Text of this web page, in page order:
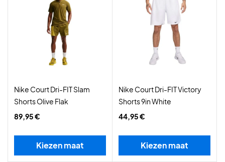
Nike Court Dri-FIT Slam
Shorts Olive Flak
89,95 €
Kiezen maat
Nike Court Dri-FIT Victory
Shorts 9in White
44,95 €
Kiezen maat